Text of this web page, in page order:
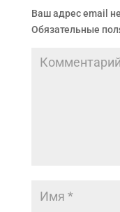
Ваш адрес email
Обязательные